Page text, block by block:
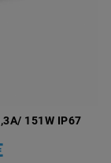
151W IP67